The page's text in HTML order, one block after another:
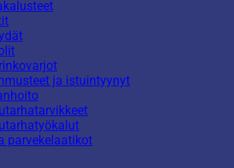
ja istuintyynyt
parvekelaatikot